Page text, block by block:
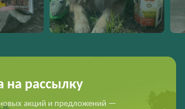
на рассылку
новых акций и предложений —